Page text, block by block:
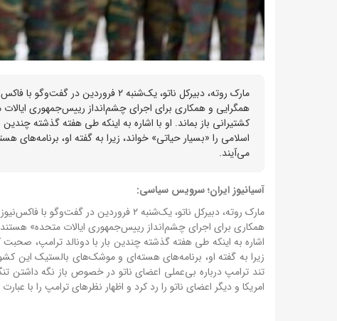
همگرایی و همکاری برای اجرای چشم‌انداز رییس‌جمهوری
کشتیرانی باز بماند. او با اشاره به اینکه طی هفته گذشته
اسلامی را «بسیار حیاتی» خواند، زیرا به گفته او،
می‌آیند.
آسیانیوز ایران؛ سرویس سیاسی:
همکاری برای اجرای چشم‌انداز رییس‌جمهوری ایالات متحده» هستند
اشاره به اینکه طی هفته گذشته چندین بار با دونالد ترامپ،
زیرا به گفته او، برنامه‌های هسته‌ای و موشک‌های بالستیک این
تند ترامپ درباره بی‌عملی اعضای ناتو در خصوص باز نگه داشتن
امریکا و دیگر اعضای ناتو را رد کرد و اظهار نظرهای ترامپ را با